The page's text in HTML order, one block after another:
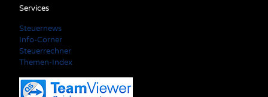
Services
Steuernews
Info-Corner
Steuerrechner
Themen-Index